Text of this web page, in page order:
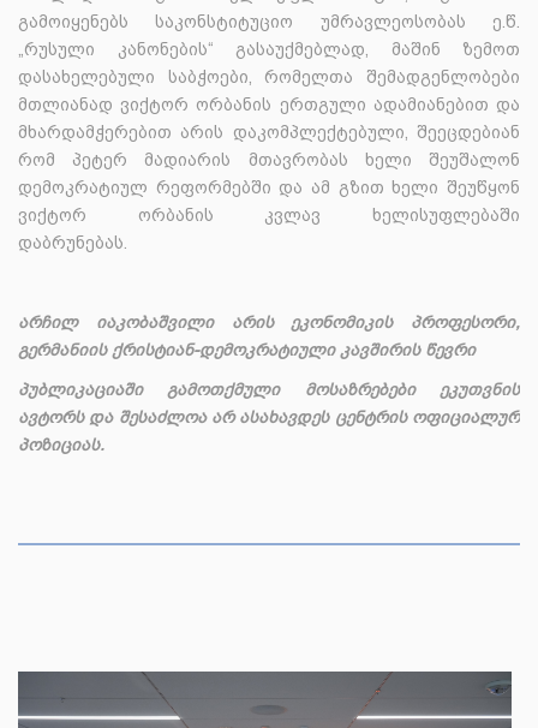
გამოიყენებს საკონსტიტუციო უმრავლეოსობას ე.წ.
„რუსული კანონების“ გასაუქმებლად, მაშინ ზემოთ
დასახელებული საბჭოები, რომელთა შემადგენლობები
მთლიანად ვიქტორ ორბანის ერთგული ადამიანებით და
მხარდამჭერებით არის დაკომპლექტებული, შეეცდებიან
რომ პეტერ მადიარის მთავრობას ხელი შეუშალონ
დემოკრატიულ რეფორმებში და ამ გზით ხელი შეუწყონ
ვიქტორ ორბანის კვლავ ხელისუფლებაში
დაბრუნებას.
არჩილ იაკობაშვილი არის ეკონომიკის პროფესორი,
გერმანიის ქრისტიან-დემოკრატიული კავშირის წევრი
პუბლიკაციაში გამოთქმული მოსაზრებები ეკუთვნის
ავტორს და შესაძლოა არ ასახავდეს ცენტრის ოფიციალურ
პოზიციას.